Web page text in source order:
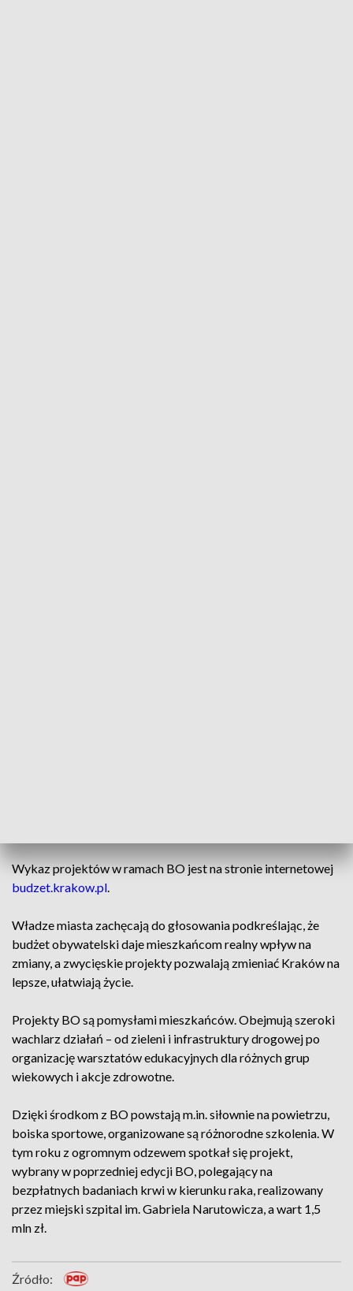
Wykaz projektów w ramach BO jest na stronie internetowej
budzet.krakow.pl.
Władze miasta zachęcają do głosowania podkreślając, że
budżet obywatelski daje mieszkańcom realny wpływ na
zmiany, a zwycięskie projekty pozwalają zmieniać Kraków na
lepsze, ułatwiają życie.
Projekty BO są pomysłami mieszkańców. Obejmują szeroki
wachlarz działań – od zieleni i infrastruktury drogowej po
organizację warsztatów edukacyjnych dla różnych grup
wiekowych i akcje zdrowotne.
Dzięki środkom z BO powstają m.in. siłownie na powietrzu,
boiska sportowe, organizowane są różnorodne szkolenia. W
tym roku z ogromnym odzewem spotkał się projekt,
wybrany w poprzedniej edycji BO, polegający na
bezpłatnych badaniach krwi w kierunku raka, realizowany
przez miejski szpital im. Gabriela Narutowicza, a wart 1,5
mln zł.
Źródło: